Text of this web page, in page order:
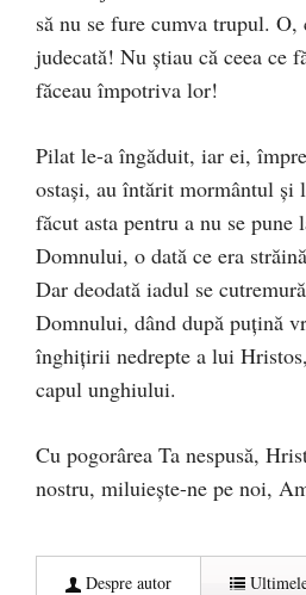
să nu se fure cumva trupul.
judecată! Nu știau că ceea ce
făceau împotriva lor!
Pilat le-a îngăduit, iar ei,
ostași, au întărit mormântul și
făcut asta pentru a nu se
Domnului, o dată ce era
Dar deodată iadul se
Domnului, dând după puțină
înghițirii nedrepte a lui
capul unghiului.
Cu pogorârea Ta nespusă,
nostru, miluiește-ne pe noi,
Despre autor